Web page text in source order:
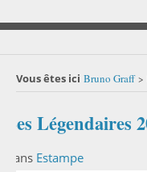
Vous êtes ici Bruno Graff >
Les Légendaires
Dans Estampe